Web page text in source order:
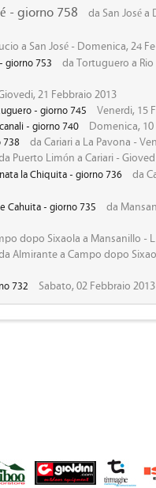
- giorno 758
da San José a
a San José - Domenica, 24
giorno 753
da Tortuguero a
21 Febbraio 2013
- giorno 745 Venerdi, 15
- giorno 740 Domenica,
738 da Cariari a La Pavona -
Puerto Limón a Cariari -
la Chiquita - giorno 736
da
Cahuita - giorno 735
da
dopo Sixaola a Mansanillo -
Almirante a Campo dopo
732 Sabato, 02 Febbraio 2013